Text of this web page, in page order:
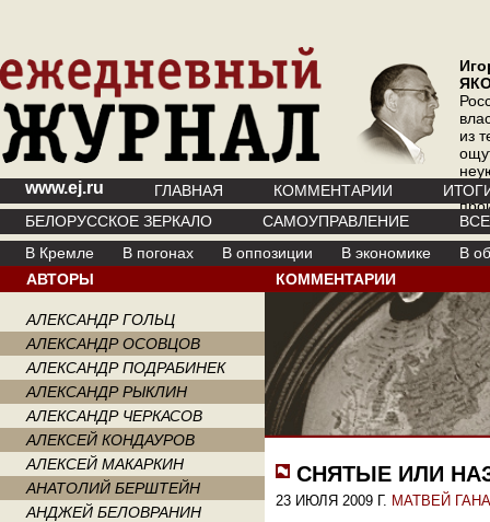
из
где
www.ej.ru ГЛАВНАЯ КОММЕНТАРИИ
БЕЛОРУССКОЕ ЗЕРКАЛО
САМОУПРАВЛЕНИЕ
В Кремле
В погонах В оппозиции В экономике
В
АВТОРЫ
АЛЕКСАНДР ГОЛЬЦ
АЛЕКСАНДР ОСОВЦОВ
АЛЕКСАНДР ПОДРАБИНЕК
АЛЕКСАНДР РЫКЛИН
АЛЕКСАНДР ЧЕРКАСОВ
АЛЕКСЕЙ КОНДАУРОВ
АЛЕКСЕЙ МАКАРКИН
АНАТОЛИЙ БЕРШТЕЙН
АНДЖЕЙ БЕЛОВРАНИН
КОММЕНТАРИИ
СНЯТЫЕ ИЛИ
23 ИЮЛЯ 2009 Г. МАТВЕЙ